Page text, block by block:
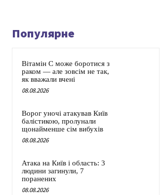
Популярне
Вітамін C може боротися з
раком — але зовсім не так,
як вважали вчені
08.08.2026
Ворог уночі атакував Київ
балістикою, пролунали
щонайменше сім вибухів
08.08.2026
Атака на Київ і область: 3
людини загинули, 7
поранених
08.08.2026